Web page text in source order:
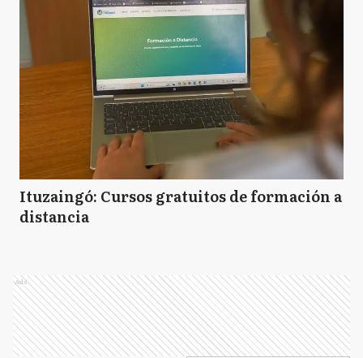
MP Marcos Paz
MC Mar Chiquita
M Morón
P Pehuajó
Ituzaingó: Cursos gratuitos de formación a
distancia
Ads